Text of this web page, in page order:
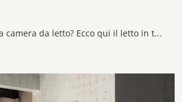
Vuoi attualizzare la camera da letto? Ecco qui il letto in tessuto Galliano di Veneran per spazi moderni.